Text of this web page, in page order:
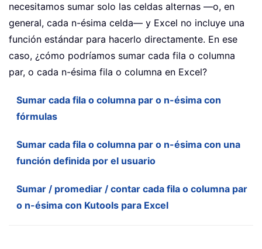
necesitamos sumar solo las celdas alternas —o, en
general, cada n-ésima celda— y Excel no incluye una
función estándar para hacerlo directamente. En ese
caso, ¿cómo podríamos sumar cada fila o columna
par, o cada n-ésima fila o columna en Excel?
Sumar cada fila o columna par o n-ésima con
fórmulas
Sumar cada fila o columna par o n-ésima con una
función definida por el usuario
Sumar / promediar / contar cada fila o columna par
o n-ésima con Kutools para Excel